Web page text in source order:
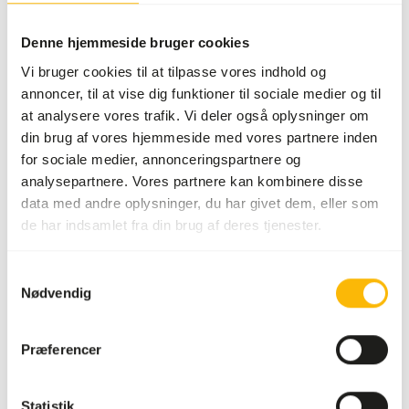
Denne hjemmeside bruger cookies
Vi bruger cookies til at tilpasse vores indhold og
annoncer, til at vise dig funktioner til sociale medier og til
at analysere vores trafik. Vi deler også oplysninger om
din brug af vores hjemmeside med vores partnere inden
for sociale medier, annonceringspartnere og
analysepartnere. Vores partnere kan kombinere disse
data med andre oplysninger, du har givet dem, eller som
de har indsamlet fra din brug af deres tjenester.
Nødvendig
Præferencer
WARNING:
Mere information
Boskos
Browser
(10 mm)
WE006
SUCCESS
PÅ LAGER